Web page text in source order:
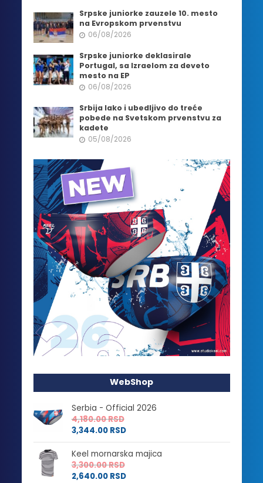
Srpske juniorke zauzele 10. mesto
na Evropskom prvenstvu
06/08/2026
Srpske juniorke deklasirale
Portugal, sa Izraelom za deveto
mesto na EP
06/08/2026
Srbija lako i ubedljivo do treće
pobede na Svetskom prvenstvu za
kadete
05/08/2026
WebShop
Serbia - Official 2026
4,180.00RSD
3,344.00 RSD
Keel mornarska majica
3,300.00RSD
2,640.00 RSD